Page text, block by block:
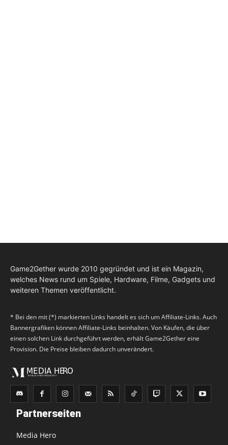
Game2Gether wurde 2010 gegründet und ist ein Magazin,
welches News rund um Spiele, Hardware, Filme, Gadgets und
weiteren Themen veröffentlicht.
* Bei den mit (*) markierten Links handelt es sich um Affiliate-Links. Auch
Bannergrafiken können Affiliate-Links beinhalten. Von Käufen, die über
einen solchen Link durchgeführt werden, erhält Game2Gether eine
Provision. Die Preise bleiben dadurch unverändert.
Partnerseiten
Media Hero